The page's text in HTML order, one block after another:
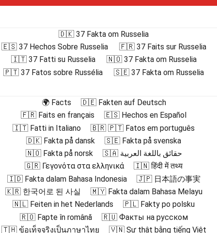
🇩🇰 37 Fakta om Russelia
🇪🇸 37 Hechos Sobre Russelia
🇫🇷 37 Faits sur Russelia
🇮🇹 37 Fatti su Russelia
🇳🇴 37 Fakta om Russelia
🇵🇹 37 Fatos sobre Russélia
🇸🇪 37 Fakta om Russelia
🌍 Facts
🇩🇪 Fakten auf Deutsch
🇫🇷 Faits en français
🇪🇸 Hechos en Español
🇮🇹 Fatti in Italiano
🇧🇷 🇵🇹 Fatos em português
🇩🇰 Fakta på dansk
🇸🇪 Fakta på svenska
🇳🇴 Fakta på norsk
🇸🇦 حقائق باللغة العربية
🇬🇷 Γεγονότα στα ελληνικά
🇮🇳 हिंदी में तथ्य
🇮🇩 Fakta dalam Bahasa Indonesia
🇯🇵 日本語の事実
🇰🇷 한국어로 된 사실
🇲🇾 Fakta dalam Bahasa Melayu
🇳🇱 Feiten in het Nederlands
🇵🇱 Fakty po polsku
🇷🇴 Fapte în română
🇷🇺 Факты на русском
🇹🇭 ข้อเท็จจริงเป็นภาษาไทย
🇻🇳 Sự thật bằng tiếng Việt